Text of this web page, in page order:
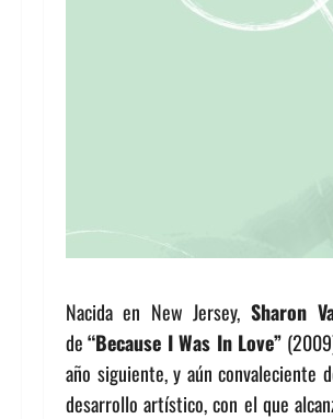
Nacida en New Jersey, Sharon
de“Because I Was In Love”
año siguiente, y aún convaleciente
desarrollo artístico, con el que